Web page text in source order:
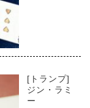
[トランプ]
ジン・ラミ
ー